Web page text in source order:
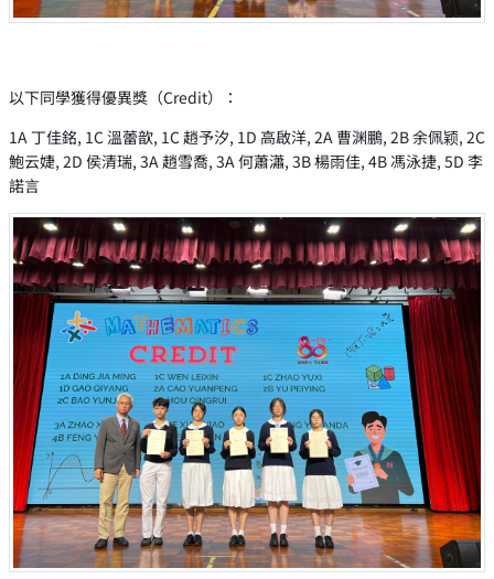
以下同學獲得優異獎（Credit）：
1A 丁佳銘, 1C 溫蕾歆, 1C 趙予汐, 1D 高啟洋, 2A 曹渊鵬, 2B 余佩颖, 2C
鮑云婕, 2D 侯清瑞, 3A 趙雪喬, 3A 何蕭瀟, 3B 楊雨佳, 4B 馮泳捷, 5D 李
諾言